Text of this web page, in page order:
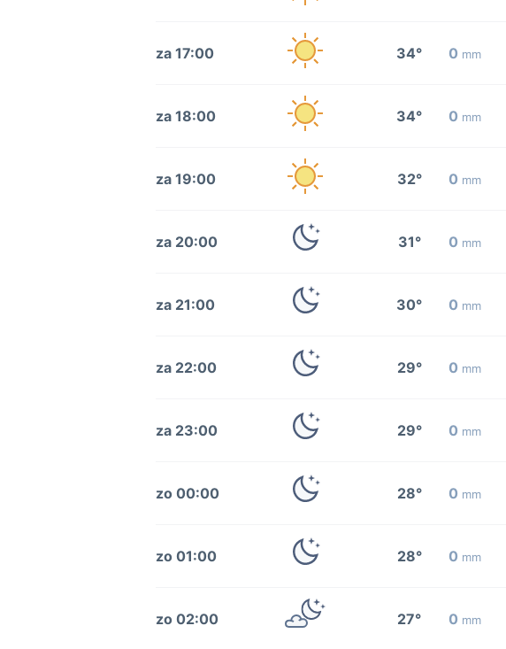
za 17:00 34° 0 mm
za 18:00 34° 0 mm
za 19:00 32° 0 mm
za 20:00 31° 0 mm
za 21:00 30° 0 mm
za 22:00 29° 0 mm
za 23:00 29° 0 mm
zo 00:00 28° 0 mm
zo 01:00 28° 0 mm
zo 02:00 27° 0 mm